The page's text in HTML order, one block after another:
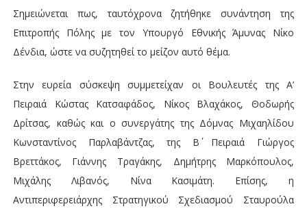
Σημειώνεται πως, ταυτόχρονα ζητήθηκε συνάντηση της
Επιτροπής Πόλης με τον Υπουργό Εθνικής Άμυνας Νίκο
Δένδια, ώστε να συζητηθεί το μείζον αυτό θέμα.
Στην ευρεία σύσκεψη συμμετείχαν οι Βουλευτές της Α’
Πειραιά Κώστας Κατσαφάδος, Νίκος Βλαχάκος, Θοδωρής
Δρίτσας, καθώς και ο συνεργάτης της Δόμνας Μιχαηλίδου
Κωνσταντίνος Παρλαβάντζας, της Β΄ Πειραιά Γιώργος
Βρεττάκος, Γιάννης Τραγάκης, Δημήτρης Μαρκόπουλος,
Μιχάλης Λιβανός, Νίνα Κασιμάτη. Επίσης, η
Αντιπεριφερειάρχης Στρατηγικού Σχεδιασμού Σταυρούλα